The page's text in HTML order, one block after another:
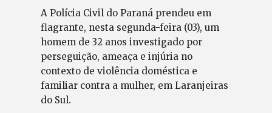
A Polícia Civil do Paraná prendeu em
flagrante, nesta segunda-feira (03), um
homem de 32 anos investigado por
perseguição, ameaça e injúria no
contexto de violência doméstica e
familiar contra a mulher, em Laranjeiras
do Sul.